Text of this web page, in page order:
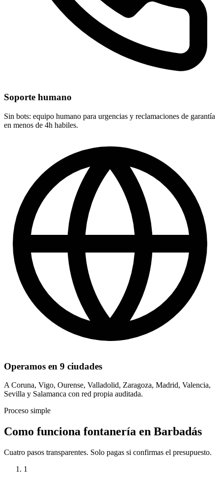
Soporte humano
Sin bots: equipo humano para urgencias y reclamaciones de garantía
en menos de 4h habiles.
Operamos en 9 ciudades
A Coruna, Vigo, Ourense, Valladolid, Zaragoza, Madrid, Valencia,
Sevilla y Salamanca con red propia auditada.
Proceso simple
Como funciona fontanería en Barbadás
Cuatro pasos transparentes. Solo pagas si confirmas el presupuesto.
1